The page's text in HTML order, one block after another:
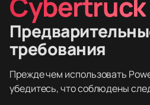
требования
Прежде чем использовать
убедитесь, что соблюдены